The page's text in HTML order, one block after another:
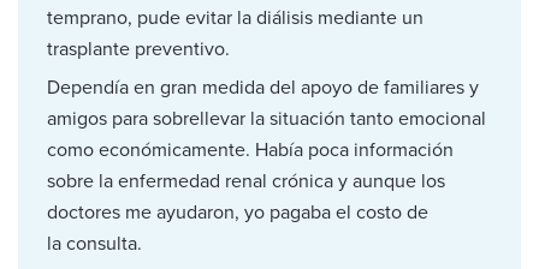
temprano, pude evitar la diálisis mediante un
trasplante preventivo.
Dependía en gran medida del apoyo de familiares y
amigos para sobrellevar la situación tanto emocional
como económicamente. Había poca información
sobre la enfermedad renal crónica y aunque los
doctores me ayudaron, yo pagaba el costo de
la consulta.